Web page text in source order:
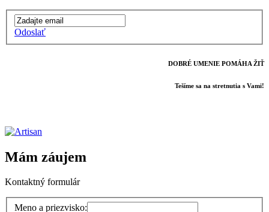
Odoslať
DOBRÉ UMENIE POMÁHA ŽIŤ
Tešíme sa na stretnutia s Vami!
Mám záujem
Kontaktný formulár
Meno a priezvisko: